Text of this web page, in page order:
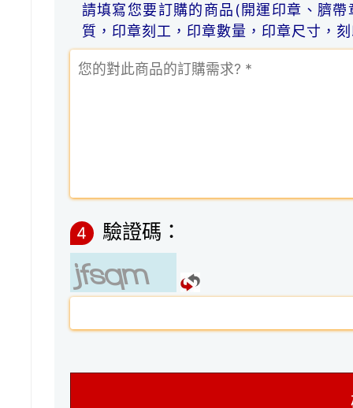
請填寫您要訂購的商品(開運印章、臍
質，印章刻工，印章數量，印章尺寸，
4 驗證碼：